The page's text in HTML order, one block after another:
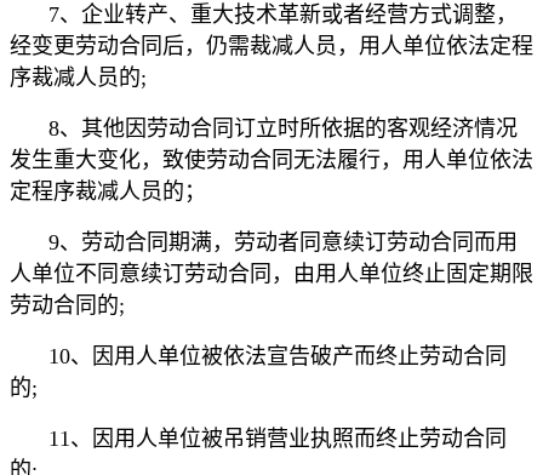
7、企业转产、重大技术革新或者经营方式调整，
经变更劳动合同后，仍需裁减人员，用人单位依法定程
序裁减人员的;
8、其他因劳动合同订立时所依据的客观经济情况
发生重大变化，致使劳动合同无法履行，用人单位依法
定程序裁减人员的；
9、劳动合同期满，劳动者同意续订劳动合同而用
人单位不同意续订劳动合同，由用人单位终止固定期限
劳动合同的;
10、因用人单位被依法宣告破产而终止劳动合同
的;
11、因用人单位被吊销营业执照而终止劳动合同
的;